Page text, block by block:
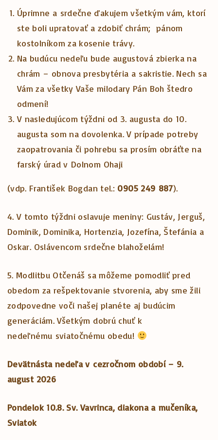
Úprimne a srdečne ďakujem všetkým vám, ktorí
ste boli upratovať a zdobiť chrám; pánom
kostolníkom za kosenie trávy.
Na budúcu nedeľu bude augustová zbierka na
chrám – obnova presbytéria a sakristie. Nech sa
Vám za všetky Vaše milodary Pán Boh štedro
odmení!
V nasledujúcom týždni od 3. augusta do 10.
augusta som na dovolenka. V prípade potreby
zaopatrovania či pohrebu sa prosím obráťte na
farský úrad v Dolnom Ohaji
(vdp. František Bogdan tel.: 0905 249 887).
4. V tomto týždni oslavuje meniny: Gustáv, Jerguš,
Dominik, Dominika, Hortenzia, Jozefína, Štefánia a
Oskar. Oslávencom srdečne blahoželám!
5. Modlitbu Otčenáš sa môžeme pomodliť pred
obedom za rešpektovanie stvorenia, aby sme žili
zodpovedne voči našej planéte aj budúcim
generáciám. Všetkým dobrú chuť k
nedeľnému sviatočnému obedu!
Devätnásta nedeľa v cezročnom období – 9.
august 2026
Pondelok 10.8. Sv. Vavrinca, diakona a mučeníka,
Sviatok